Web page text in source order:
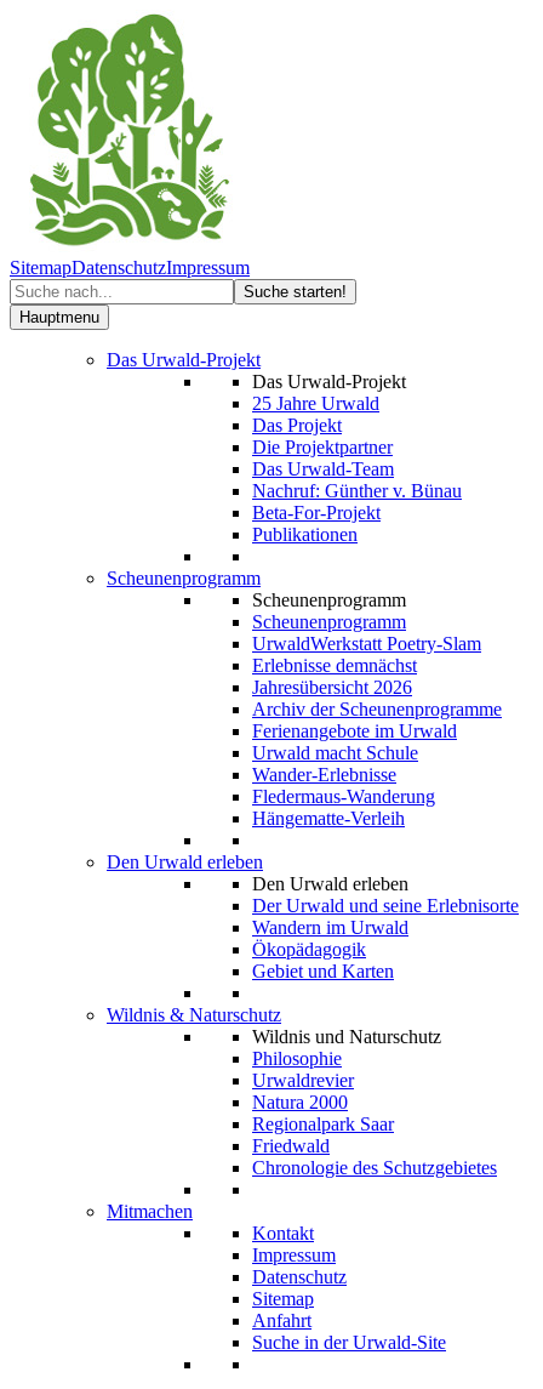
SitemapDatenschutzImpressum
Hauptmenu
Das Urwald-Projekt
Das Urwald-Projekt
25 Jahre Urwald
Das Projekt
Die Projektpartner
Das Urwald-Team
Nachruf: Günther v. Bünau
Beta-For-Projekt
Publikationen
Scheunenprogramm
Scheunenprogramm
Scheunenprogramm
UrwaldWerkstatt Poetry-Slam
Erlebnisse demnächst
Jahresübersicht 2026
Archiv der Scheunenprogramme
Ferienangebote im Urwald
Urwald macht Schule
Wander-Erlebnisse
Fledermaus-Wanderung
Hängematte-Verleih
Den Urwald erleben
Den Urwald erleben
Der Urwald und seine Erlebnisorte
Wandern im Urwald
Ökopädagogik
Gebiet und Karten
Wildnis & Naturschutz
Wildnis und Naturschutz
Philosophie
Urwaldrevier
Natura 2000
Regionalpark Saar
Friedwald
Chronologie des Schutzgebietes
Mitmachen
Kontakt
Impressum
Datenschutz
Sitemap
Anfahrt
Suche in der Urwald-Site